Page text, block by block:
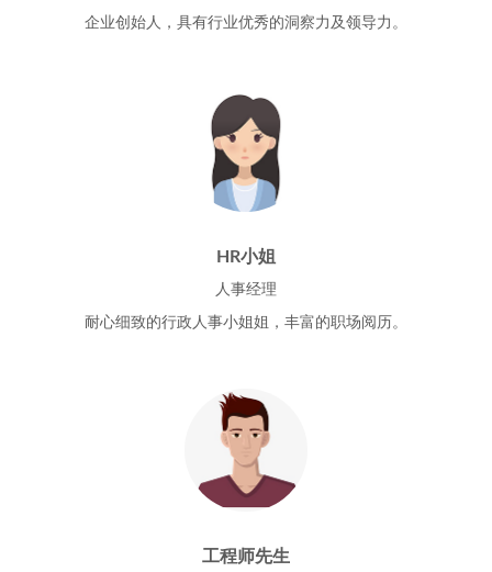
企业创始人，具有行业优秀的洞察力及领导力。
HR小姐
人事经理
耐心细致的行政人事小姐姐，丰富的职场阅历。
工程师先生